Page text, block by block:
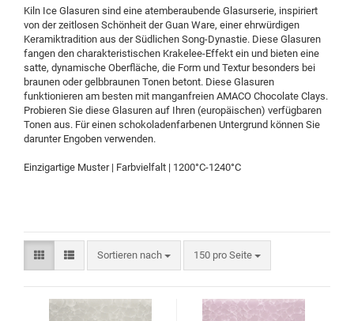
Kiln Ice Glasuren sind eine atemberaubende Glasurserie, inspiriert
von der zeitlosen Schönheit der Guan Ware, einer ehrwürdigen
Keramiktradition aus der Südlichen Song-Dynastie. Diese Glasuren
fangen den charakteristischen Krakelee-Effekt ein und bieten eine
satte, dynamische Oberfläche, die Form und Textur besonders bei
braunen oder gelbbraunen Tonen betont. Diese Glasuren
funktionieren am besten mit manganfreien AMACO Chocolate Clays.
Probieren Sie diese Glasuren auf Ihren (europäischen) verfügbaren
Tonen aus. Für einen schokoladenfarbenen Untergrund können Sie
darunter Engoben verwenden.
Einzigartige Muster | Farbvielfalt | 1200°C-1240°C
Sortieren nach 150 pro Seite